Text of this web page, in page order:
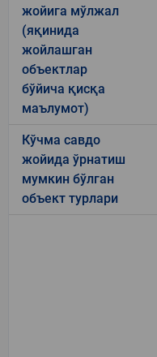
жойига мўлжал
(яқинида
жойлашган
объектлар
бўйича қисқа
маълумот)
Кўчма савдо
жойида ўрнатиш
мумкин бўлган
объект турлари